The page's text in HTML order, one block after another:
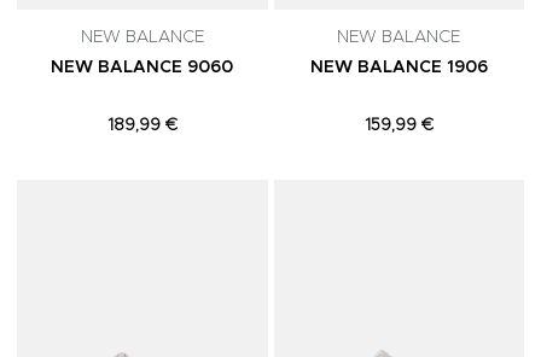
NEW BALANCE
NEW BALANCE 9060
189,99 €
NEW BALANCE
NEW BALANCE 1906
159,99 €